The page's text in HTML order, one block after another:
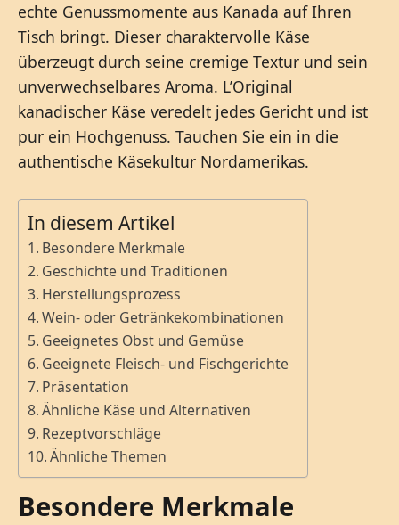
echte Genussmomente aus Kanada auf Ihren
Tisch bringt. Dieser charaktervolle Käse
überzeugt durch seine cremige Textur und sein
unverwechselbares Aroma. L’Original
kanadischer Käse veredelt jedes Gericht und ist
pur ein Hochgenuss. Tauchen Sie ein in die
authentische Käsekultur Nordamerikas.
In diesem Artikel
Besondere Merkmale
Geschichte und Traditionen
Herstellungsprozess
Wein- oder Getränkekombinationen
Geeignetes Obst und Gemüse
Geeignete Fleisch- und Fischgerichte
Präsentation
Ähnliche Käse und Alternativen
Rezeptvorschläge
Ähnliche Themen
Besondere Merkmale